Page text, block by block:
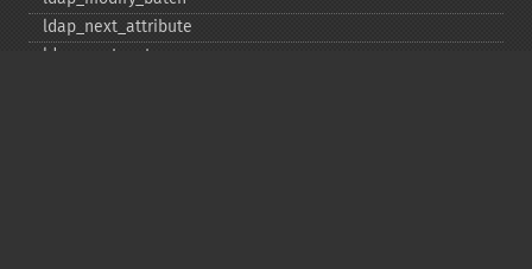
ldap_​next_​attribute
ldap_​next_​entry